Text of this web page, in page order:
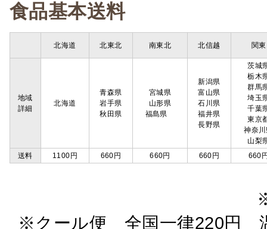
食品基本送料
北海道 北東北 南東北 北信越 関東
地域
詳細
北海道
青森県
岩手県
秋田県
宮城県
山形県
福島県
新潟県
富山県
石川県
福井県
長野県
茨城
栃木
群馬
埼玉
千葉
東京
神奈
山梨
送料
1100円 660円 660円 660円 660
※クール便 全国一律220円